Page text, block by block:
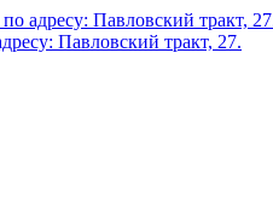
адресу: Павловский тракт,
Павловский тракт, 27.